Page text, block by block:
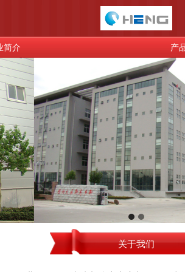
简介 产
关于我们